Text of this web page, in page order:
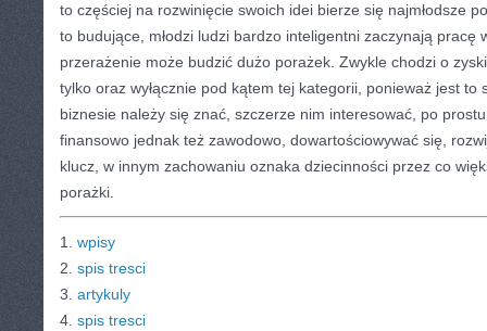
to częściej na rozwinięcie swoich idei bierze się najmłodsze
to budujące, młodzi ludzi bardzo inteligentni zaczynają pracę
przerażenie może budzić dużo porażek. Zwykle chodzi o
tylko oraz wyłącznie pod kątem tej kategorii, ponieważ jest to
biznesie należy się znać, szczerze nim interesować, po
finansowo jednak też zawodowo, dowartościowywać się,
klucz, w innym zachowaniu oznaka dziecinności przez co
porażki.
1. wpisy
2. spis tresci
3. artykuly
4. spis tresci